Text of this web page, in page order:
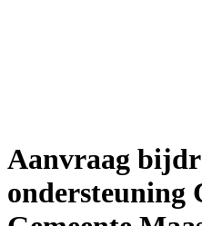
Aanvraag
ondersteuning